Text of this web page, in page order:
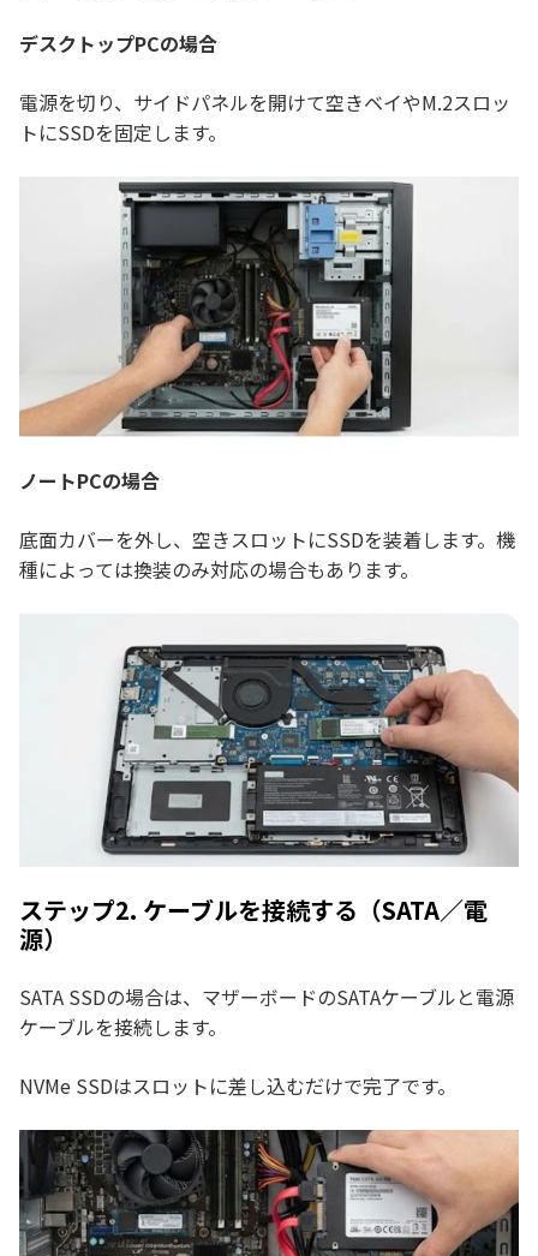
デスクトップPCの場合
電源を切り、サイドパネルを開けて空きベイやM.2スロッ
トにSSDを固定します。
ノートPCの場合
底面カバーを外し、空きスロットにSSDを装着します。機
種によっては換装のみ対応の場合もあります。
ステップ2. ケーブルを接続する（SATA／電
源）
SATA SSDの場合は、マザーボードのSATAケーブルと電源
ケーブルを接続します。
NVMe SSDはスロットに差し込むだけで完了です。